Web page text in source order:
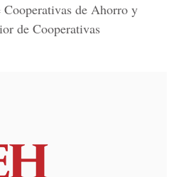
Cooperativas de Ahorro y
de Cooperativas